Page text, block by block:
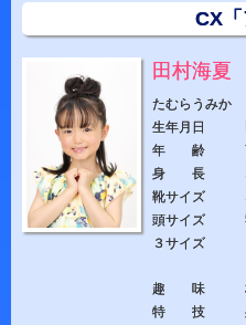
CX
田村海夏
たむらうみか
生年月日
年 齢
身 長
靴サイズ
頭サイズ
３サイズ
趣 味
特 技